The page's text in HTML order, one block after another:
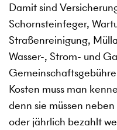
Damit sind
Schornsteinfeger,
Straßenreinigung,
Wasser-, Strom- und
Kosten muss man
denn sie müssen
oder jährlich bezahlt